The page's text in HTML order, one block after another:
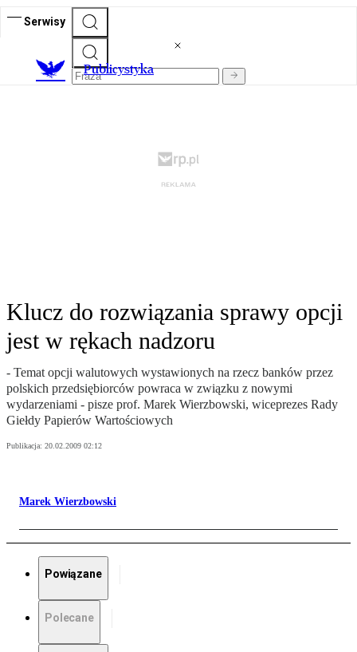
Serwisy
Publicystyka
Klucz do rozwiązania sprawy opcji
jest w rękach nadzoru
- Temat opcji walutowych wystawionych na rzecz banków przez
polskich przedsiębiorców powraca w związku z nowymi
wydarzeniami - pisze prof. Marek Wierzbowski, wiceprezes Rady
Giełdy Papierów Wartościowych
Publikacja: 20.02.2009 02:12
Marek Wierzbowski
Powiązane
Polecane